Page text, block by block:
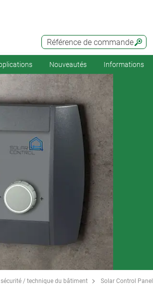
Référence de commande
Nouveautés Informations
sécurité / technique du bâtiment Solar Control Panel